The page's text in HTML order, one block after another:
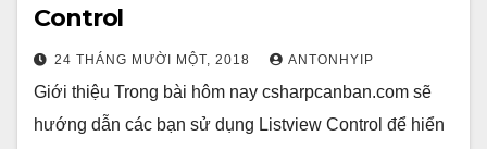
Control
24 THÁNG MƯỜI MỘT, 2018 ANTONHYIP
Giới thiệu Trong bài hôm nay csharpcanban.com sẽ
hướng dẫn các bạn sử dụng Listview Control để hiển